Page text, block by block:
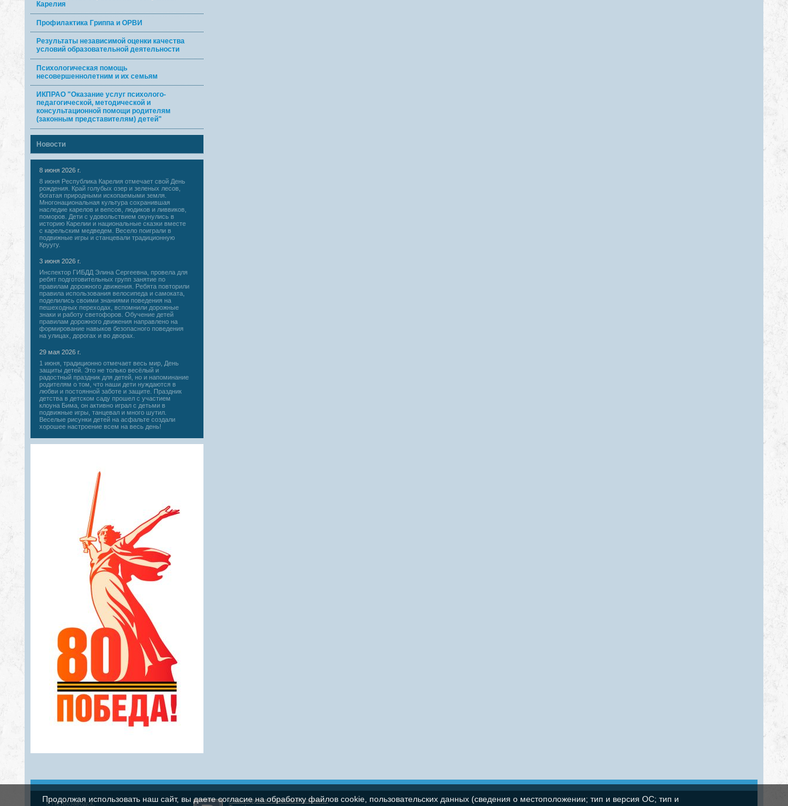
Карелия
Профилактика Гриппа и ОРВИ
Результаты независимой оценки качества
условий образовательной деятельности
Психологическая помощь
несовершеннолетним и их семьям
ИКПРАО "Оказание услуг психолого-
педагогической, методической и
консультационной помощи родителям
(законным представителям) детей"
Новости
8 июня 2026 г.
8 июня Республика Карелия отмечает свой День
рождения. Край голубых озер и зеленых лесов,
богатая природными ископаемыми земля.
Многонациональная культура сохранившая
наследие карелов и вепсов, людиков и ливвиков,
поморов. Дети с удовольствием окунулись в
историю Карелии и национальные сказки вместе
с карельским медведем. Весело поиграли в
подвижные игры и станцевали традиционную
Круугу.
3 июня 2026 г.
Инспектор ГИБДД Элина Сергеевна, провела для
ребят подготовительных групп занятие по
правилам дорожного движения. Ребята повторили
правила использования велосипеда и самоката,
поделились своими знаниями поведения на
пешеходных переходах, вспомнили дорожные
знаки и работу светофоров. Обучение детей
правилам дорожного движения направлено на
формирование навыков безопасного поведения
на улицах, дорогах и во дворах.
29 мая 2026 г.
1 июня, традиционно отмечает весь мир, День
защиты детей. Это не только весёлый и
радостный праздник для детей, но и напоминание
родителям о том, что наши дети нуждаются в
любви и постоянной заботе и защите. Праздник
детства в детском саду прошел с участием
клоуна Бима, он активно играл с детьми в
подвижные игры, танцевал и много шутил.
Веселые рисунки детей на асфальте создали
хорошее настроение всем на весь день!
г. Петрозаводск, Наша группаПолезные ссылки...
Продолжая использовать наш сайт, вы даете согласие на обработку файлов cookie, пользовательских данных (сведения о местоположении; тип и версия ОС; тип и